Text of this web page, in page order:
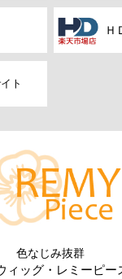
Ｈ
ト
色なじみ抜群
ィッグ・レミーピー